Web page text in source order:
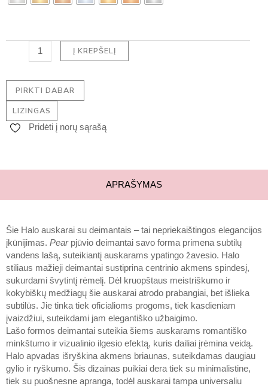
Į KREPŠELĮ
PIRKTI DABAR
LIZINGAS
Pridėti į norų sąrašą
APRAŠYMAS
Šie Halo auskarai su deimantais – tai nepriekaištingos elegancijos
įkūnijimas. Pearpjūvio deimantai savo forma primena subtilų
vandens lašą, suteikiantį auskarams ypatingo žavesio. Halo
stiliaus mažieji deimantai sustiprina centrinio akmens spindesį,
sukurdami švytintį rėmelį. Dėl kruopštaus meistriškumo ir
kokybiškų medžiagų šie auskarai atrodo prabangiai, bet išlieka
subtilūs. Jie tinka tiek oficialioms progoms, tiek kasdieniam
įvaizdžiui, suteikdami jam elegantiško užbaigimo.
Lašo formos deimantai suteikia šiems auskarams romantiško
minkštumo ir vizualinio ilgesio efektą, kuris dailiai įrėmina veidą.
Halo apvadas išryškina akmens briaunas, suteikdamas daugiau
gylio ir ryškumo. Šis dizainas puikiai dera tiek su minimalistine,
tiek su puošnesne apranga, todėl auskarai tampa universaliu